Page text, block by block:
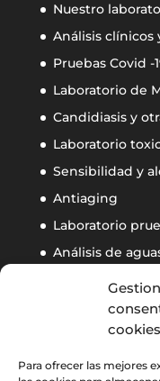
cookies
Para ofrecer las mejores
Nuestro
Análisis clínicos
Pruebas Covid -
Laboratorio de
Candidiasis y
Laboratorio
Sensibilidad y
Antiaging
Laboratorio
Análisis de
Calidad
Control de
Contacto